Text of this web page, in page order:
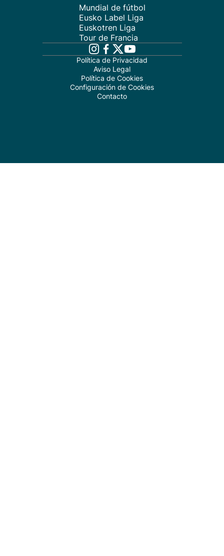
Mundial de fútbol
Eusko Label Liga
Euskotren Liga
Tour de Francia
Política de Privacidad
Aviso Legal
Política de Cookies
Configuración de Cookies
Contacto